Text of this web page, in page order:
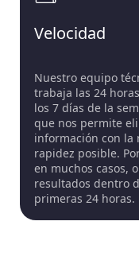
por tu cuenta.
permitir que
imágenes de
Gestionaremos
contenido no
aplicables.
OJO: Los
de cómo cada
enviadas. La
plataforma no
completa de
Velocidad
Nuestro equipo
trabaja las 24
los 7 días de la
que nos permite
información con la
rapidez posible.
en muchos casos,
resultados dentro
primeras 24 horas.